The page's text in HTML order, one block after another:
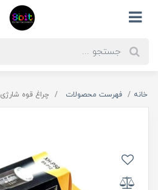
خانه فهرست محصولات چراغ قوه شارژی XA-P12